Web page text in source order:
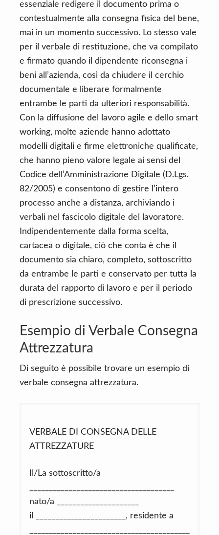
essenziale redigere il documento prima o
contestualmente alla consegna fisica del bene,
mai in un momento successivo. Lo stesso vale
per il verbale di restituzione, che va compilato
e firmato quando il dipendente riconsegna i
beni all’azienda, così da chiudere il cerchio
documentale e liberare formalmente
entrambe le parti da ulteriori responsabilità.
Con la diffusione del lavoro agile e dello smart
working, molte aziende hanno adottato
modelli digitali e firme elettroniche qualificate,
che hanno pieno valore legale ai sensi del
Codice dell’Amministrazione Digitale (D.Lgs.
82/2005) e consentono di gestire l’intero
processo anche a distanza, archiviando i
verbali nel fascicolo digitale del lavoratore.
Indipendentemente dalla forma scelta,
cartacea o digitale, ciò che conta è che il
documento sia chiaro, completo, sottoscritto
da entrambe le parti e conservato per tutta la
durata del rapporto di lavoro e per il periodo
di prescrizione successivo.
Esempio di Verbale Consegna
Attrezzatura
Di seguito è possibile trovare un esempio di
verbale consegna attrezzatura.
VERBALE DI CONSEGNA DELLE
ATTREZZATURE
Il/La sottoscritto/a
nato/a _____________________
il _______________________, residente a